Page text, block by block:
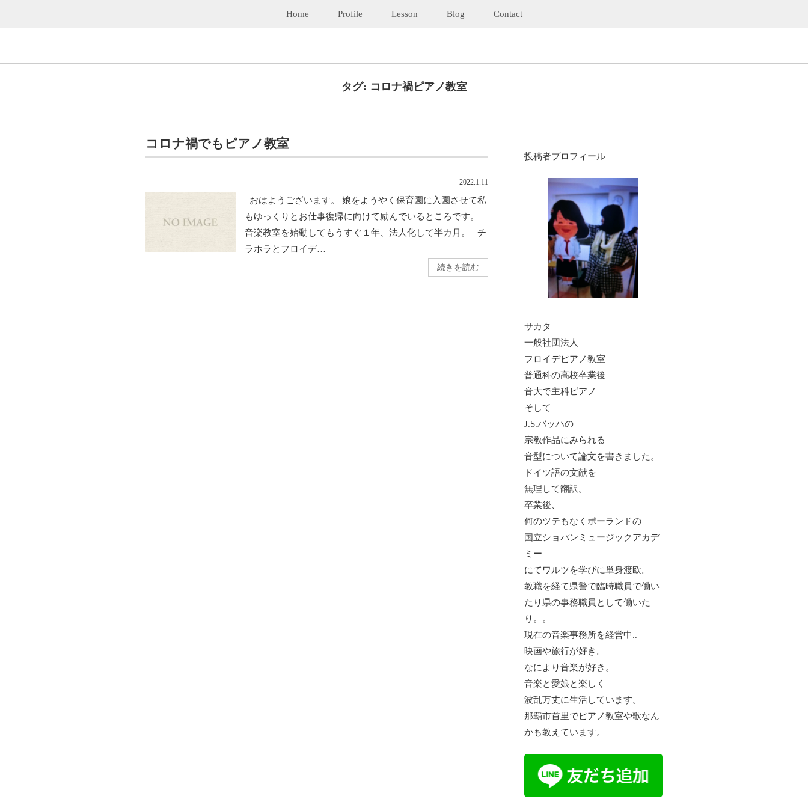
Home Profile Lesson Blog Contact
タグ: コロナ禍ピアノ教室
コロナ禍でもピアノ教室
2022.1.11
おはようございます。 娘をようやく保育園に入園させて私
もゆっくりとお仕事復帰に向けて励んでいるところです。
音楽教室を始動してもうすぐ１年、法人化して半カ月。 チ
ラホラとフロイデ…
続きを読む
投稿者プロフィール
サカタ
一般社団法人
フロイデピアノ教室
普通科の高校卒業後
音大で主科ピアノ
そして
J.S.バッハの
宗教作品にみられる
音型について論文を書きました。
ドイツ語の文献を
無理して翻訳。
卒業後、
何のツテもなくポーランドの
国立ショパンミュージックアカデ
ミー
にてワルツを学びに単身渡欧。
教職を経て県警で臨時職員で働い
たり県の事務職員として働いた
り。。
現在の音楽事務所を経営中..
映画や旅行が好き。
なにより音楽が好き。
音楽と愛娘と楽しく
波乱万丈に生活しています。
那覇市首里でピアノ教室や歌なん
かも教えています。